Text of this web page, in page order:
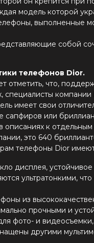
модель которой
выполненные
собой
телефонов Dior.
отметить, что,
специалисты
имеет свои
сапфиров или
описаниях к
это 640
телефоны Dior
дисплея,
ультратонкими,
из
прочными и
фото- и видеосъемки,
другими